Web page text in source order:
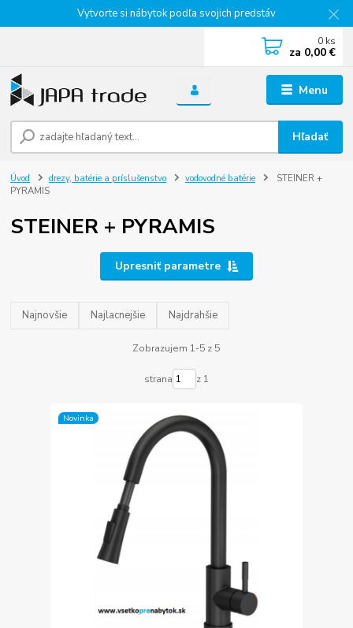
Vytvorte si nábytok podľa svojich predstáv
Menu
Hľadať
0 ks
za 0,00 €
Úvod drezy, batérie a príslušenstvo vodovodné batérie
STEINER +
PYRAMIS
STEINER + PYRAMIS
Upresniť parametre
Najnovšie Najlacnejšie Najdrahšie
Zobrazujem 1-5 z 5
strana z 1
Novinka